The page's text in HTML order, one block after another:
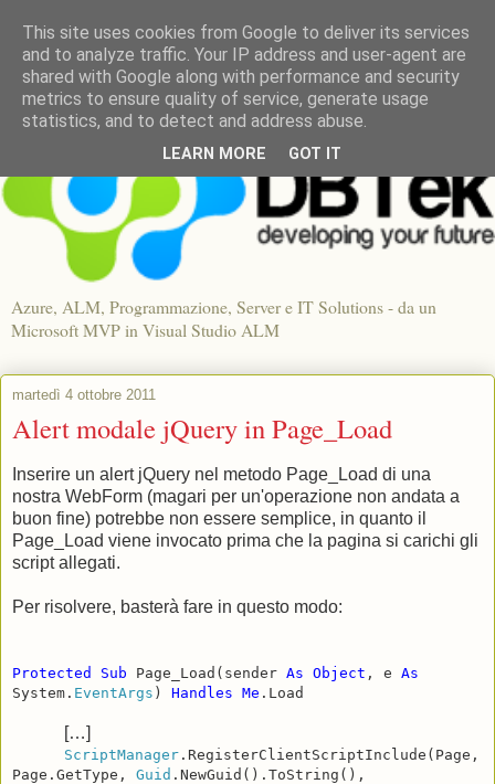
Azure, ALM, Programmazione, Server e IT Solutions - da un
Microsoft MVP in Visual Studio ALM
martedì 4 ottobre 2011
Alert modale jQuery in Page_Load
Inserire un alert jQuery nel metodo Page_Load di una
nostra WebForm (magari per un'operazione non andata a
buon fine) potrebbe non essere semplice, in quanto il
Page_Load viene invocato prima che la pagina si carichi gli
script allegati.
Per risolvere, basterà fare in questo modo:
Protected Sub Page_Load(sender As Object , e As
System. EventArgs ) Handles Me .Load
[…]
ScriptManager .RegisterClientScriptInclude(Page,
Page.GetType, Guid .NewGuid().ToString(),
This site uses cookies from Google to deliver its services
and to analyze traffic. Your IP address and user-agent are
shared with Google along with performance and security
metrics to ensure quality of service, generate usage
statistics, and to detect and address abuse.
LEARN MORE GOT IT